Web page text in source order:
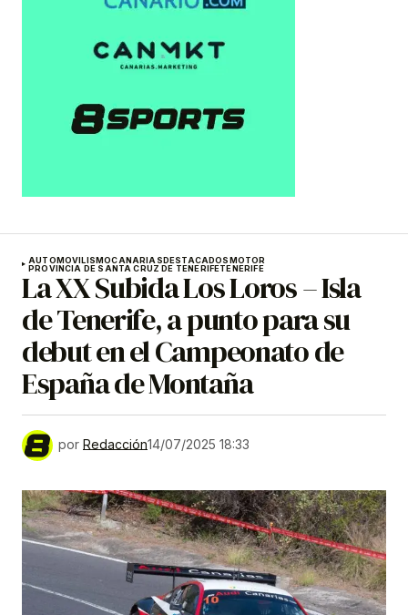
AUTOMOVILISMOCANARIASDESTACADOSMOTOR
PROVINCIA DE SANTA CRUZ DE TENERIFETENERIFE
La XX Subida Los Loros – Isla
de Tenerife, a punto para su
debut en el Campeonato de
España de Montaña
por Redacción14/07/2025 18:33